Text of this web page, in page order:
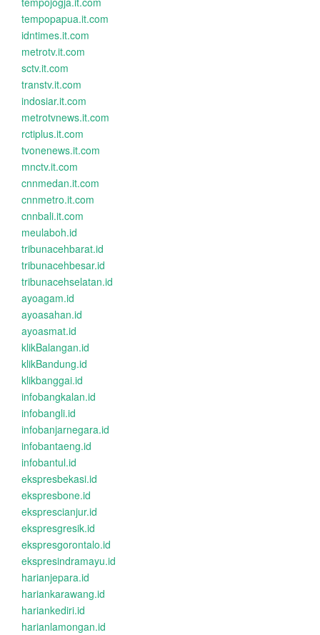
tempopapua.it.com
idntimes.it.com
metrotv.it.com
sctv.it.com
transtv.it.com
indosiar.it.com
metrotvnews.it.com
rctiplus.it.com
tvonenews.it.com
mnctv.it.com
cnnmedan.it.com
cnnmetro.it.com
cnnbali.it.com
meulaboh.id
tribunacehbarat.id
tribunacehbesar.id
tribunacehselatan.id
ayoagam.id
ayoasahan.id
ayoasmat.id
klikBalangan.id
klikBandung.id
klikbanggai.id
infobangkalan.id
infobangli.id
infobanjarnegara.id
infobantaeng.id
infobantul.id
ekspresbekasi.id
ekspresbone.id
eksprescianjur.id
ekspresgresik.id
ekspresgorontalo.id
ekspresindramayu.id
harianjepara.id
hariankarawang.id
hariankediri.id
harianlamongan.id